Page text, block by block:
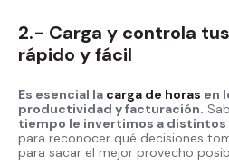
2.- Carga y controla
rápido y fácil
Es esencial la carga de horas en
productividad y facturación.
tiempo le invertimos a
para reconocer qué decisiones
para sacar el mejor provecho